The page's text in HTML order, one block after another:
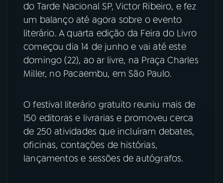
08 FESTIVAL DE MÚSICA
ACOMPANHE A RÁDIO NACIONAL
YouTube Facebook
TikTok
do Tarde Nacional SP, Victor Ribeiro, e fez
um balanço até agora sobre o evento
literário. A quarta edição da Feira do Livro
começou dia 14 de junho e vai até este
domingo (22), ao ar livre, na Praça Charles
Miller, no Pacaembu, em São Paulo.
O festival literário gratuito reuniu mais de
150 editoras e livrarias e promoveu cerca
de 250 atividades que incluíram debates,
oficinas, contações de histórias,
lançamentos e sessões de autógrafos.